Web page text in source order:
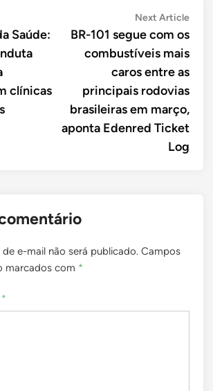
Saúde:
clínicas
Next ArticleNext
BR-101 segue com os
combustíveis mais
caros entre as
principais rodovias
brasileiras em março,
aponta Edenred Ticket
Log
e-mail não será publicado. Campos
marcados com *
*